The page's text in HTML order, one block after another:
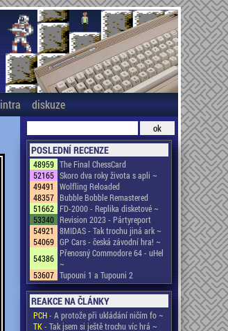
intra diskuze
POSLEDNÍ RECENZE
48959 The Final ChessCard
52165 Skoro dva roky života s apli ~
49491
Wolfling Reloaded
48357 Bubble Bobble Remastered
51662 FD-2000 - Replika disketové ~
53340 Revision 2023 - Pártyreport
54921
8MIDAS - Tak trochu jiná ark ~
54069 GP Cars - česká závodní hra! ~
54386 Přenosný Commodore 64 - uHel
~
53607 Tupouni 1 a Tupouni 2
REAKCE NA ČLÁNKY
PCH- A protože při ukládání ničím fo ~
TK- Tak jsem si ještě trochu víc hrá ~